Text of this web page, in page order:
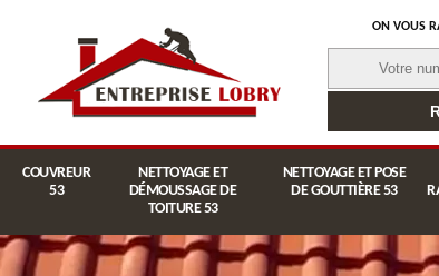
ON VOUS
COUVREUR
53
NETTOYAGE ET
DÉMOUSSAGE DE
TOITURE 53
NETTOYAGE ET POSE
DE GOUTTIÈRE 53